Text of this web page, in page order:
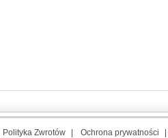
Polityka Zwrotów Ochrona prywatności